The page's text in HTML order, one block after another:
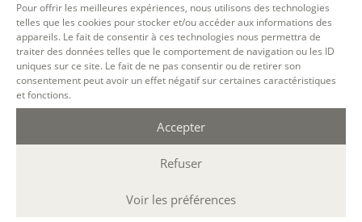
Pour offrir les meilleures expériences, nous utilisons des technologies
telles que les cookies pour stocker et/ou accéder aux informations des
appareils. Le fait de consentir à ces technologies nous permettra de
traiter des données telles que le comportement de navigation ou les ID
uniques sur ce site. Le fait de ne pas consentir ou de retirer son
consentement peut avoir un effet négatif sur certaines caractéristiques
et fonctions.
Accepter
Refuser
Voir les préférences
NOS ATELIERS
Découverte
L’école d’écriture
La fabrique du manuscrit
Les stages pour artistes-auteurs
Se former à la biographie